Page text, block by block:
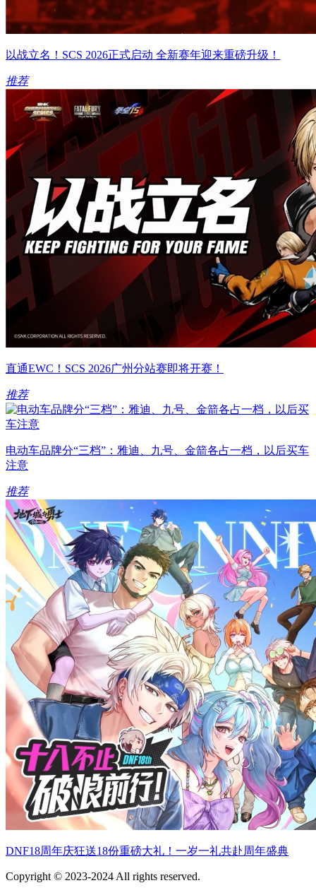
以战立名！SCS 2026正式启动 全新赛年迎来重磅升级！
推荐
直通EWC！SCS 2026广州分站赛即将开赛！
推荐
电动车品牌分“三档”：雅迪、九号、金箭各占一档，以后买车
注意
推荐
DNF18周年庆狂送18份重磅大礼！一岁一礼共赴周年盛典
Copyright © 2023-2024 All rights reserved.